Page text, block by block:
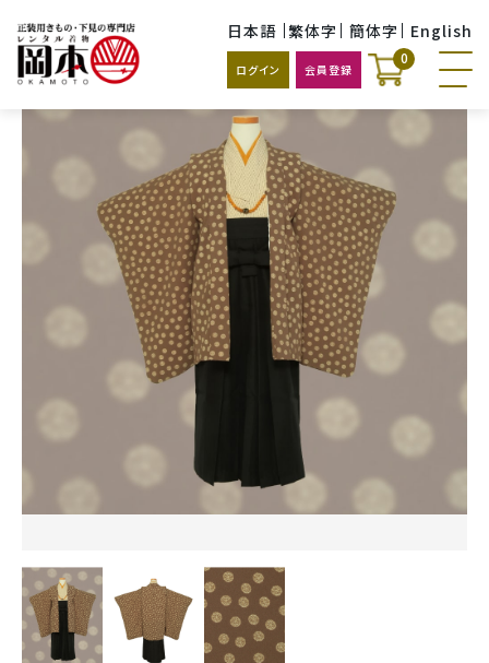
日本語 繁体字 簡体字 English
ログイン 会員登録
0